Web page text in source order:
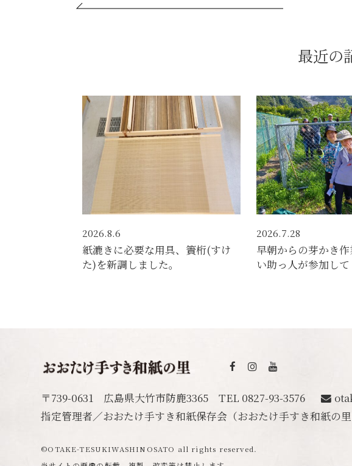
最近の
2026.8.6
紙漉きに必要な用具、簀桁(すけ
た)を新調しました。
2026.7.28
早朝からの芽かき
い助っ人が参加して
〒739-0631 広島県大竹市防鹿3365TEL 0827-93-3576
指定管理者／おおたけ手すき和紙保存会 （おおたけ手すき和紙の里
©️OTAKE-TESUKIWASHINOSATO all rights reserved.